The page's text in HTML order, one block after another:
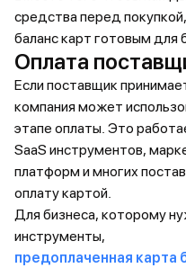
средства перед
баланс карт готовым для
Оплата
Если поставщик
компания может
этапе оплаты. Это
SaaS инструментов,
платформ и многих
оплату картой.
Для бизнеса, которому
инструменты,
предоплаченная карта